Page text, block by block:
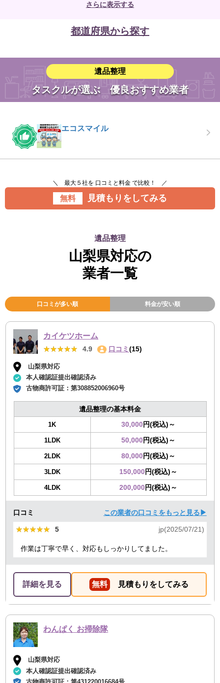
北都留郡丹波山村
さらに表示する
都道府県から探す
遺品整理
タスクルが選ぶ 優良おすすめ業者
エコスマイル
＼ 最大５社を 口コミと料金 で比較！ ／
無料 見積もりをしてみる
遺品整理
山梨県対応の
業者一覧
口コミが多い順 料金が安い順
カイケツホーム
★★★★★
★★★★★ 4.9 口コミ (15)
山梨県対応
本人確認証提出確認済み
古物商許可証：第308852006960号
遺品整理の基本料金
1K 30,000円(税込)～
1LDK 50,000円(税込)～
2LDK 80,000円(税込)～
3LDK 150,000円(税込)～
4LDK 200,000円(税込)～
口コミ この業者の口コミをもっと見る▶
★★★★★
★★★★★ 5 jp(2025/07/21)
作業は丁寧で早く、対応もしっかりしてました。
詳細を見る 無料 見積もりをしてみる
わんぱく お掃除隊
山梨県対応
本人確認証提出確認済み